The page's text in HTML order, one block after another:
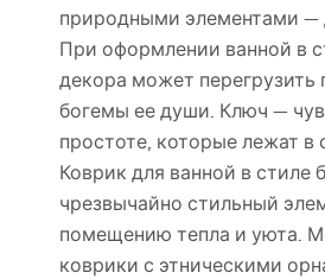
природными элементами
При оформлении ванной в
декора может
богемы ее души. Ключ —
простоте, которые лежат в
Коврик для ванной в стиле
чрезвычайно стильный
помещению тепла и уюта.
коврики с этническими